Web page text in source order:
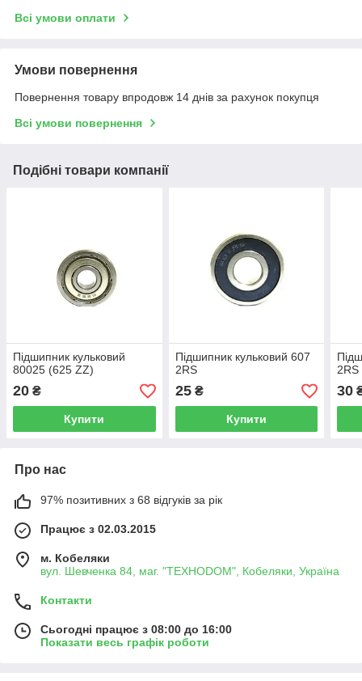
Всі умови оплати
Умови повернення
Повернення товару впродовж 14 днів за рахунок покупця
Всі умови повернення
Подібні товари компанії
Підшипник кульковий
80025 (625 ZZ)
20 ₴
Купити
Підшипник кульковий 607
2RS
25₴
Купити
2RS
30
Про нас
97% позитивних з 68 відгуків за рік
Працює з 02.03.2015
м. Кобеляки
вул. Шевченка 84, маг. "ТЕХНОDOM", Кобеляки, Україна
Контакти
Сьогодні працює з 08:00 до 16:00
Показати весь графік роботи